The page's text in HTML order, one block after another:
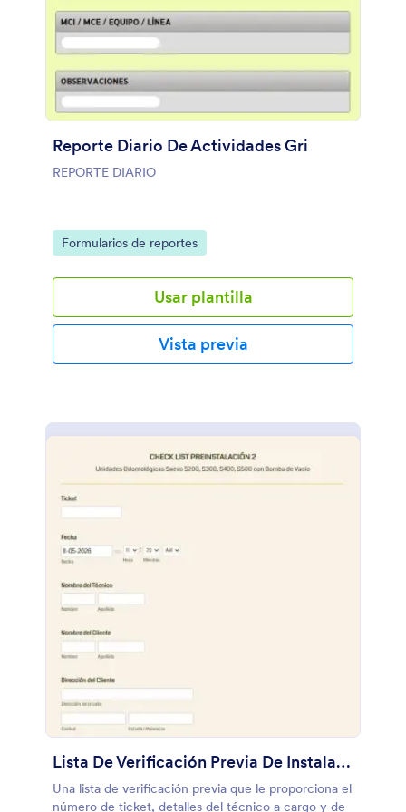
Reporte Diario De Actividades Gri
REPORTE DIARIO
Go to Category:
Formularios de reportes
Usar plantilla
Vista previa
Lista De Verificación Previa De Instalación
Una lista de verificación previa que le proporciona el
número de ticket, detalles del técnico a cargo y de